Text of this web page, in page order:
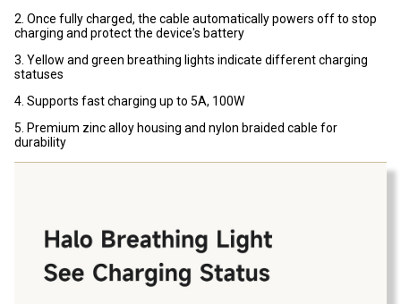
2. Once fully charged, the cable automatically powers off to stop
charging and protect the device's battery
3. Yellow and green breathing lights indicate different charging
statuses
4. Supports fast charging up to 5A, 100W
5. Premium zinc alloy housing and nylon braided cable for
durability